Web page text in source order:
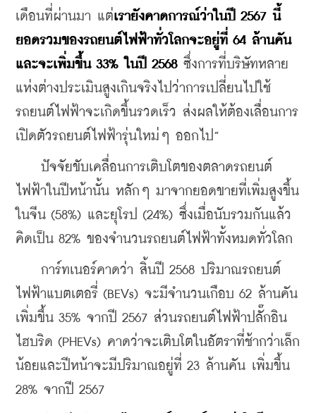
เดือนที่ผ่านมา แต่เรายังคาดการณ์ว่าในปี 2567 นี้
ยอดรวมของรถยนต์ไฟฟ้าทั่วโลกจะอยู่ที่ 64 ล้านคัน
และจะเพิ่มขึ้น 33% ในปี 2568 ซึ่งการที่บริษัทหลาย
แห่งต่างประเมินสูงเกินจริงไปว่าการเปลี่ยนไปใช้
รถยนต์ไฟฟ้าจะเกิดขึ้นรวดเร็ว ส่งผลให้ต้องเลื่อนการ
เปิดตัวรถยนต์ไฟฟ้ารุ่นใหม่ๆ ออกไป”
ปัจจัยขับเคลื่อนการเติบโตของตลาดรถยนต์
ไฟฟ้าในปีหน้านั้น หลักๆ มาจากยอดขายที่เพิ่มสูงขึ้น
ในจีน (58%) และยุโรป (24%) ซึ่งเมื่อนับรวมกันแล้ว
คิดเป็น 82% ของจำนวนรถยนต์ไฟฟ้าทั้งหมดทั่วโลก
การ์ทเนอร์คาดว่า สิ้นปี 2568 ปริมาณรถยนต์
ไฟฟ้าแบตเตอรี่ (BEVs) จะมีจำนวนเกือบ 62 ล้านคัน
เพิ่มขึ้น 35% จากปี 2567 ส่วนรถยนต์ไฟฟ้าปลั๊กอิน
ไฮบริด (PHEVs) คาดว่าจะเติบโตในอัตราที่ช้ากว่าเล็ก
น้อยและปีหน้าจะมีปริมาณอยู่ที่ 23 ล้านคัน เพิ่มขึ้น
28% จากปี 2567